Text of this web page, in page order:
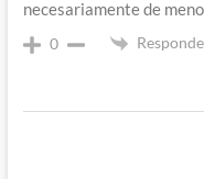
necesariamente de
0